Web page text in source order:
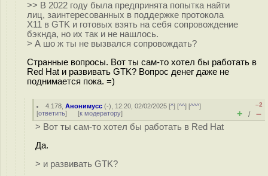
>> В 2022 году была предпринята попытка найти
лиц, заинтересованных в поддержке протокола
X11 в GTK и готовых взять на себя сопровождение
бэкнда, но их так и не нашлось.
> А шо ж ты не вызвался сопровождать?
Странные вопросы. Вот ты сам-то хотел бы работать в
Red Hat и развивать GTK? Вопрос денег даже не
поднимается пока. =)
4.178 ,Анонимусс (-), 12:20, 02/02/2025 [^] [^^] [^^^]
[ответить] [к модератору]
–2
+ / –
> Вот ты сам-то хотел бы работать в Red Hat
Да.
> и развивать GTK?